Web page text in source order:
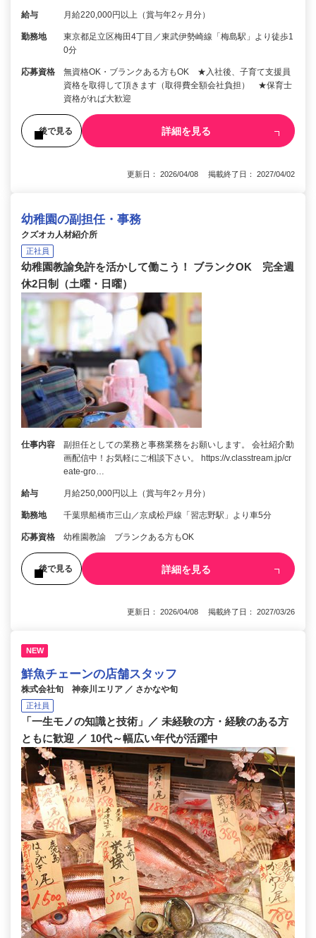
給与 月給220,000円以上（賞与年2ヶ月分）
勤務地
東京都足立区梅田4丁目／東武伊勢崎線「梅島駅」より徒歩1
0分
応募資格
無資格OK・ブランクある方もOK ★入社後、子育て支援員
資格を取得して頂きます（取得費全額会社負担） ★保育士
資格がれば大歓迎
後で見る 詳細を見る
更新日： 2026/04/08 掲載終了日： 2027/04/02
幼稚園の副担任・事務
クズオカ人材紹介所
正社員
幼稚園教諭免許を活かして働こう！ ブランクOK 完全週
休2日制（土曜・日曜）
仕事内容
副担任としての業務と事務業務をお願いします。 会社紹介動
画配信中！お気軽にご相談下さい。 https://v.classtream.jp/cr
eate-gro…
給与 月給250,000円以上（賞与年2ヶ月分）
勤務地 千葉県船橋市三山／京成松戸線「習志野駅」より車5分
応募資格 幼稚園教諭 ブランクある方もOK
後で見る 詳細を見る
更新日： 2026/04/08 掲載終了日： 2027/03/26
NEW
鮮魚チェーンの店舗スタッフ
株式会社旬 神奈川エリア ／ さかなや旬
正社員
「一生モノの知識と技術」／ 未経験の方・経験のある方
ともに歓迎 ／ 10代～幅広い年代が活躍中